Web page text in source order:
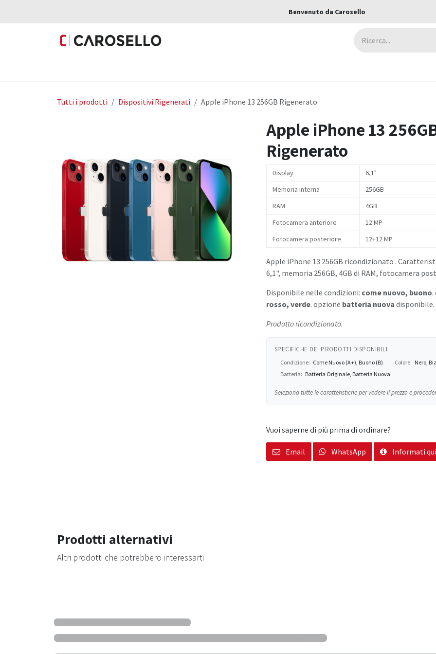
Benvenuto da Carosello
Tutti i prodotti Dispositivi Rigenerati Apple iPhone 13 256GB Rigenerato
Apple iPhone 13
Rigenerato
Display
6,1"
Memoria interna
256GB
RAM
4GB
Fotocamera anteriore
12 MP
Fotocamera posteriore
12+12 MP
Apple iPhone 13 256GB ricondizionato .
6,1", memoria 256GB, 4GB di RAM, fotocamera
Disponibile nelle condizioni: come nuovo, buono
rosso, verde. opzione batteria nuova disponibile.
Prodotto ricondizionato.
SPECIFICHE DEI PRODOTTI DISPONIBILI
Condizione: Come Nuovo (A+), Buono (B) Colore: Nero,
Batteria: Batteria Originale, Batteria Nuova
Seleziona tutte le caratteristiche per vedere il prezzo e
Vuoi saperne di più prima di ordinare?
Email WhatsApp Informati qui
Prodotti alternativi
Altri prodotti che potrebbero interessarti